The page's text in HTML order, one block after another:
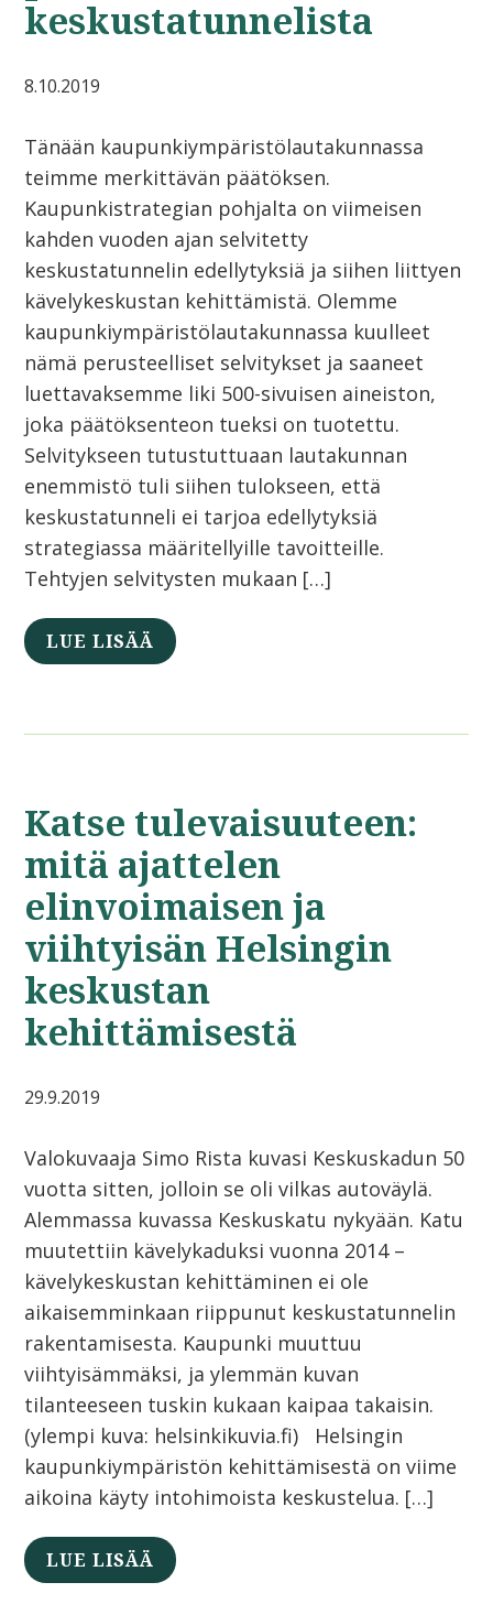
keskustatunnelista
8.10.2019
Tänään kaupunkiympäristölautakunnassa
teimme merkittävän päätöksen.
Kaupunkistrategian pohjalta on viimeisen
kahden vuoden ajan selvitetty
keskustatunnelin edellytyksiä ja siihen liittyen
kävelykeskustan kehittämistä. Olemme
kaupunkiympäristölautakunnassa kuulleet
nämä perusteelliset selvitykset ja saaneet
luettavaksemme liki 500-sivuisen aineiston,
joka päätöksenteon tueksi on tuotettu.
Selvitykseen tutustuttuaan lautakunnan
enemmistö tuli siihen tulokseen, että
keskustatunneli ei tarjoa edellytyksiä
strategiassa määritellyille tavoitteille.
Tehtyjen selvitysten mukaan […]
LUE LISÄÄ
Katse tulevaisuuteen:
mitä ajattelen
elinvoimaisen ja
viihtyisän Helsingin
keskustan
kehittämisestä
29.9.2019
Valokuvaaja Simo Rista kuvasi Keskuskadun 50
vuotta sitten, jolloin se oli vilkas autoväylä.
Alemmassa kuvassa Keskuskatu nykyään. Katu
muutettiin kävelykaduksi vuonna 2014 –
kävelykeskustan kehittäminen ei ole
aikaisemminkaan riippunut keskustatunnelin
rakentamisesta. Kaupunki muuttuu
viihtyisämmäksi, ja ylemmän kuvan
tilanteeseen tuskin kukaan kaipaa takaisin.
(ylempi kuva: helsinkikuvia.fi) Helsingin
kaupunkiympäristön kehittämisestä on viime
aikoina käyty intohimoista keskustelua. […]
LUE LISÄÄ